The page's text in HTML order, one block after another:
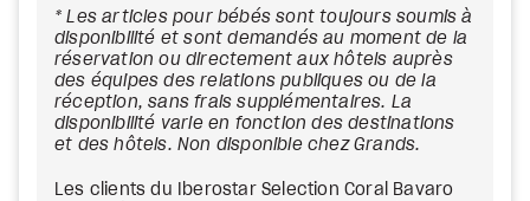
* Les articles pour bébés sont toujours soumis à
disponibilité et sont demandés au moment de la
réservation ou directement aux hôtels auprès
des équipes des relations publiques ou de la
réception, sans frais supplémentaires. La
disponibilité varie en fonction des destinations
et des hôtels. Non disponible chez Grands.
Les clients du Iberostar Selection Coral Bavaro